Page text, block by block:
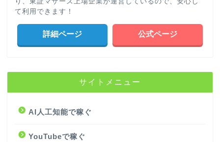
て利用できます！
詳細ページ 公式ページ
サイトメニュー
AI人工知能で稼ぐ
YouTubeで稼ぐ